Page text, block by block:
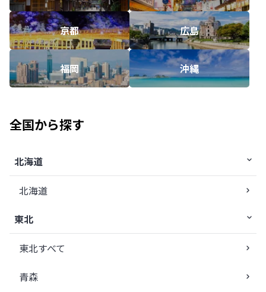
京都 広島
福岡 沖縄
全国から探す
北海道
北海道
東北
東北すべて
青森